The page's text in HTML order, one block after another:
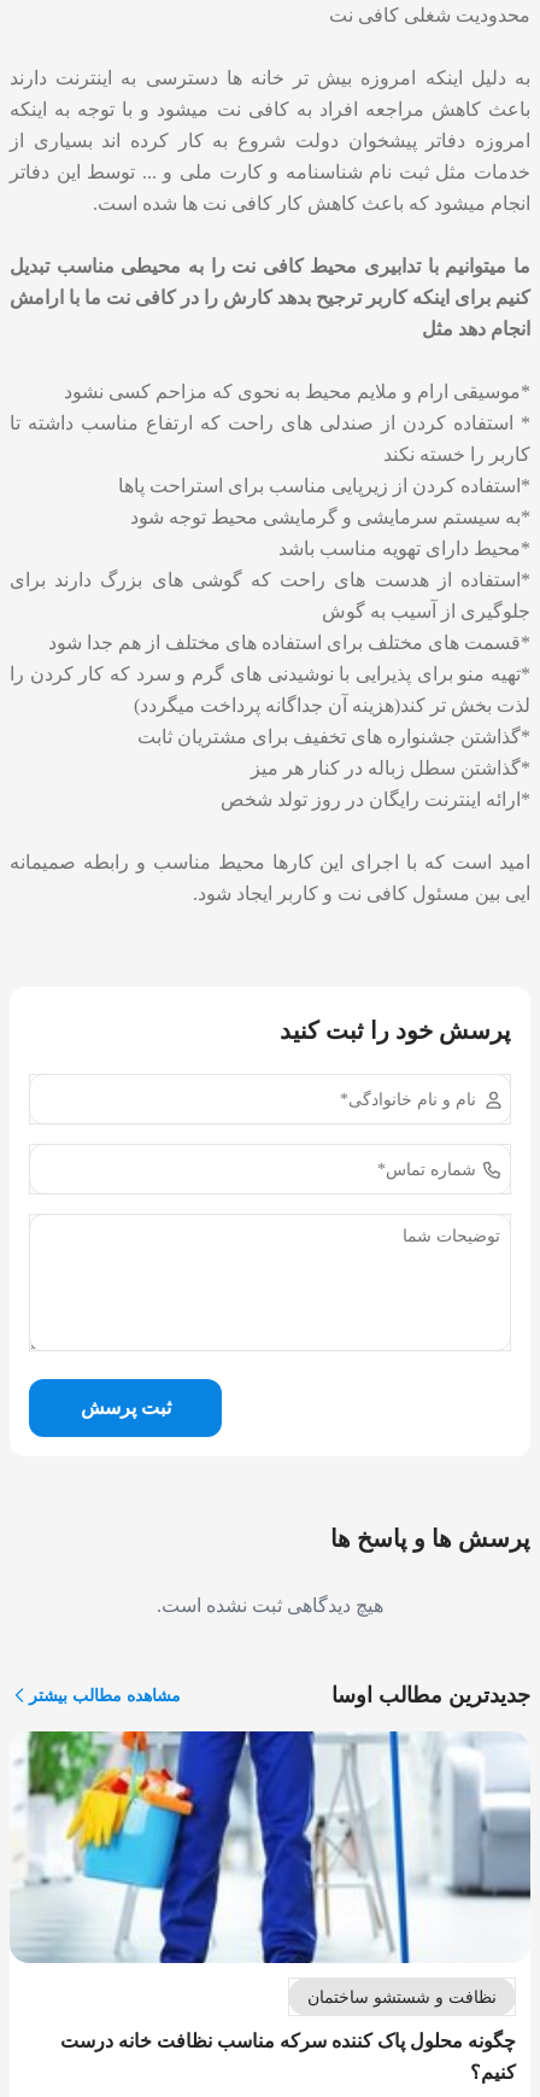
محدودیت شغلی کافی نت
به دلیل اینکه امروزه بیش تر خانه ها دسترسی به اینترنت دارند
باعث کاهش مراجعه افراد به کافی نت میشود و با توجه به اینکه
امروزه دفاتر پیشخوان دولت شروع به کار کرده اند بسیاری از
خدمات مثل ثبت نام شناسنامه و کارت ملی و ... توسط این دفاتر
انجام میشود که باعث کاهش کار کافی نت ها شده است.
ما میتوانیم با تدابیری محیط کافی نت را به محیطی مناسب تبدیل
کنیم برای اینکه کاربر ترجیح بدهد کارش را در کافی نت ما با ارامش
انجام دهد مثل
*موسیقی ارام و ملایم محیط به نحوی که مزاحم کسی نشود
* استفاده کردن از صندلی های راحت که ارتفاع مناسب داشته تا
کاربر را خسته نکند
*استفاده کردن از زیرپایی مناسب برای استراحت پاها
*به سیستم سرمایشی و گرمایشی محیط توجه شود
*محیط دارای تهویه مناسب باشد
*استفاده از هدست های راحت که گوشی های بزرگ دارند برای
جلوگیری از آسیب به گوش
*قسمت های مختلف برای استفاده های مختلف از هم جدا شود
*تهیه منو برای پذیرایی با نوشیدنی های گرم و سرد که کار کردن را
لذت بخش تر کند(هزینه آن جداگانه پرداخت میگردد)
*گذاشتن جشنواره های تخفیف برای مشتریان ثابت
*گذاشتن سطل زباله در کنار هر میز
*ارائه اینترنت رایگان در روز تولد شخص
امید است که با اجرای این کارها محیط مناسب و رابطه صمیمانه
ایی بین مسئول کافی نت و کاربر ایجاد شود.
پرسش خود را ثبت کنید
ثبت پرسش
پرسش ها و پاسخ ها
هیچ دیدگاهی ثبت نشده است.
جدیدترین مطالب اوسا مشاهده مطالب بیشتر
نظافت و شستشو ساختمان
چگونه محلول پاک کننده سرکه مناسب نظافت خانه درست
کنیم؟